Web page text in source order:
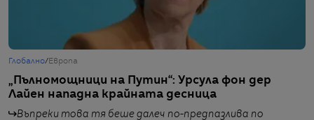
Глобално/ Европа
„Пълномощници на Путин“: Урсула фон дер
Лайен нападна крайната десница
Въпреки това тя беше далеч по-предпазлива по